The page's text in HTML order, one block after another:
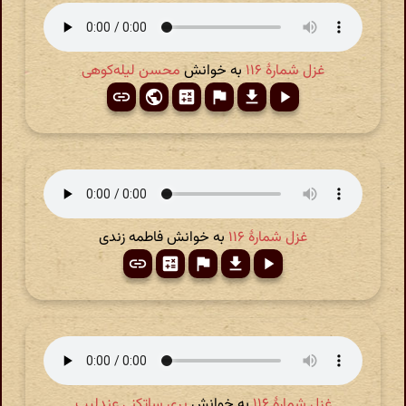
غزل شمارهٔ ۱۱۶ به خوانش محسن لیله‌کوهی
غزل شمارهٔ ۱۱۶ به خوانش فاطمه زندی